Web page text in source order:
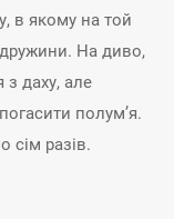
в якому на той
На диво,
з даху, але
полум’я.
сім разів.